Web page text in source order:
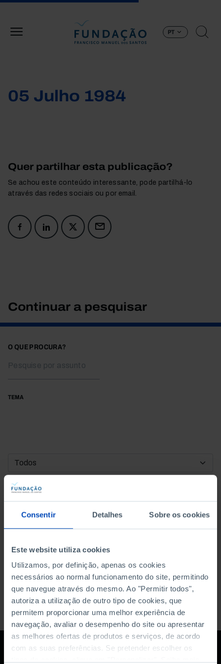
Consentir Detalhes Sobre os cookies
Este website utiliza cookies
Utilizamos, por definição, apenas os cookies
necessários ao normal funcionamento do site, permitindo
que navegue através do mesmo. Ao "Permitir todos",
autoriza a utilização de outro tipo de cookies, que
permitem proporcionar uma melhor experiência de
navegação, avaliar o desempenho do site ou apresentar
as melhores ofertas de produtos e serviços, de acordo
com as suas preferências. Se pretender escolher os
PT
05 Julho 1984
Quer partilhar esta publicação?
Se achou este conteúdo interessante, pode partilhá-lo
através das redes sociais ou por email.
Continuar a pesquisar
O QUE PROCURA?
TEMA
DATA DE INÍCIO
DATA DE FIM